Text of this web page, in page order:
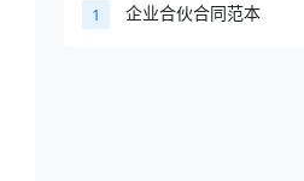
1 企业合伙合同范本